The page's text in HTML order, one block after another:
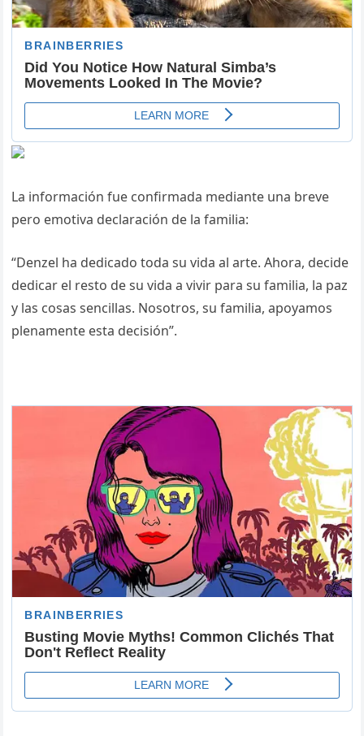
La información fue confirmada mediante una breve
pero emotiva declaración de la familia:
“Denzel ha dedicado toda su vida al arte. Ahora, decide
dedicar el resto de su vida a vivir para su familia, la paz
y las cosas sencillas. Nosotros, su familia, apoyamos
plenamente esta decisión”.